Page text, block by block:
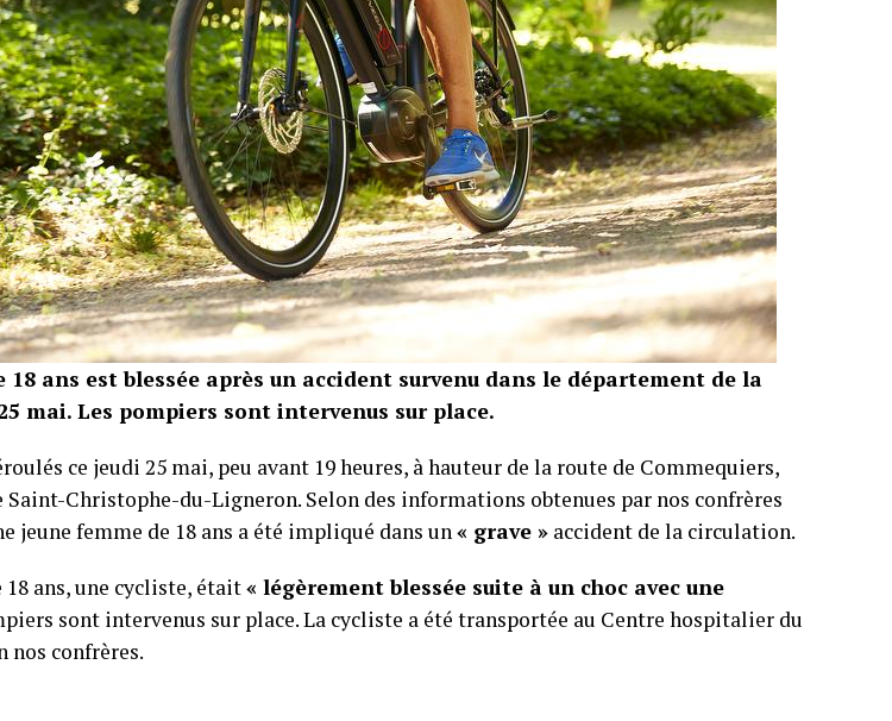
18 ans est blessée après un accident survenu dans le département de la
mai. Les pompiers sont intervenus sur place.
ce jeudi 25 mai, peu avant 19 heures, à hauteur de la route de Commequiers,
Saint-Christophe-du-Ligneron. Selon des informations obtenues par nos confrères
jeune femme de 18 ans a été impliqué dans un« grave » accident de la circulation.
ans, une cycliste, était« légèrement blessée suite à un choc avec une
sont intervenus sur place. La cycliste a été transportée au Centre hospitalier du
nos confrères.